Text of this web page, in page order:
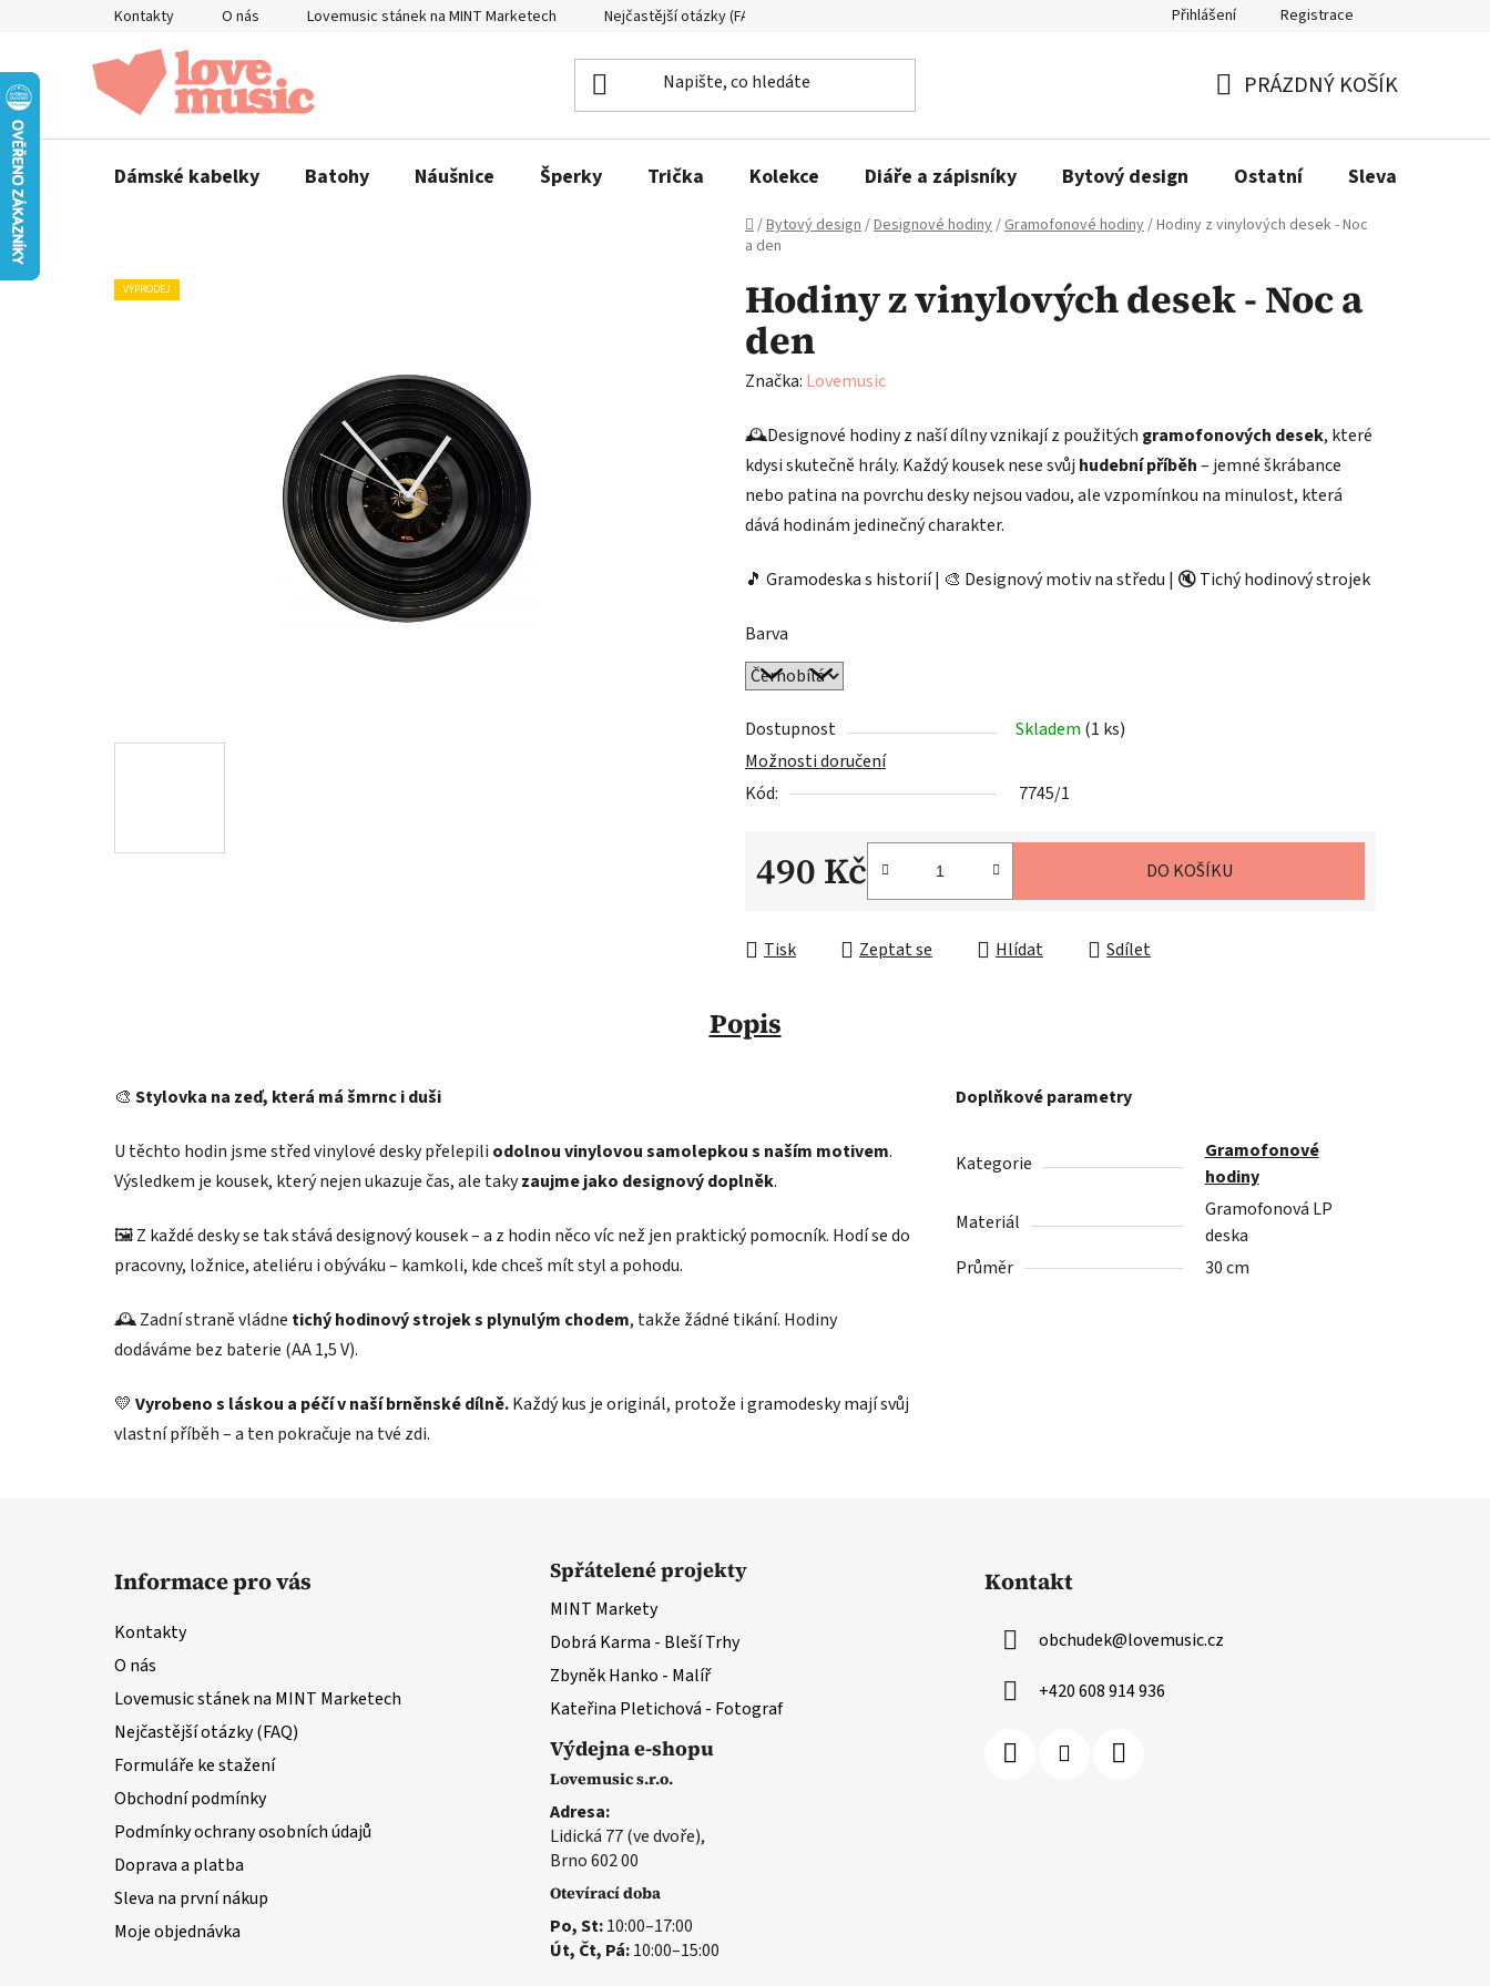
Kontakty O nás Lovemusic stánek na MINT Marketech Nejčastější otázky (FAQ) Podmínky ochrany osobních údajů
Přihlášení Registrace
KOŠÍK
PRÁZDNÝ KOŠÍK
Dámské kabelky Batohy Náušnice Šperky Trička Kolekce Diáře a zápisníky Bytový design Ostatní Sleva
Domů
/Bytový design/Designové hodiny/Gramofonové hodiny/Hodiny z vinylových desek - Noc
a den
Hodiny z vinylových desek - Noc a
den
Značka: Lovemusic
🕰️Designové hodiny z naší dílny vznikají z použitých gramofonových desek, které
kdysi skutečně hrály. Každý kousek nese svůj hudební příběh– jemné škrábance
nebo patina na povrchu desky nejsou vadou, ale vzpomínkou na minulost, která
dává hodinám jedinečný charakter.
🎵 Gramodeska s historií | 🎨 Designový motiv na středu | 🔇 Tichý hodinový strojek
Barva
Dostupnost Skladem (1 ks)
Možnosti doručení
Kód:
7745/1
490 Kč DO KOŠÍKU
Tisk Zeptat se Hlídat Sdílet
VÝPRODEJ
Popis
🎨 Stylovka na zeď, která má šmrnc i duši
U těchto hodin jsme střed vinylové desky přelepili odolnou vinylovou samolepkou s naším motivem.
Výsledkem je kousek, který nejen ukazuje čas, ale takyzaujme jako designový doplněk.
🖼️ Z každé desky se tak stává designový kousek – a z hodin něco víc než jen praktický pomocník. Hodí se do
pracovny, ložnice, ateliéru i obýváku – kamkoli, kde chceš mít styl a pohodu.
🕰️ Zadní straně vládne tichý hodinový strojek s plynulým chodem, takže žádné tikání. Hodiny
dodáváme bez baterie (AA 1,5 V).
💛 Vyrobeno s láskou a péčí v naší brněnské dílně.Každý kus je originál, protože i gramodesky mají svůj
vlastní příběh – a ten pokračuje na tvé zdi.
Doplňkové parametry
Kategorie
Gramofonové
hodiny
Materiál
Gramofonová LP
deska
Průměr
30 cm
Informace pro vás
Kontakty
O nás
Lovemusic stánek na MINT Marketech
Nejčastější otázky (FAQ)
Formuláře ke stažení
Obchodní podmínky
Podmínky ochrany osobních údajů
Doprava a platba
Sleva na první nákup
Moje objednávka
Spřátelené projekty
MINT Markety
Dobrá Karma - Bleší Trhy
Zbyněk Hanko - Malíř
Kateřina Pletichová - Fotograf
Výdejna e-shopu
Lovemusic s.r.o.
Adresa:
Lidická 77 (ve dvoře),
Brno 602 00
Otevírací doba
Po, St:10:00–17:00
Út, Čt, Pá:10:00–15:00
Kontakt
obchudek@lovemusic.cz
+420 608 914 936